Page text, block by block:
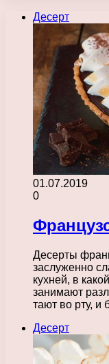
Десерт
01.07.2019
0
Десерты
заслуженно
кухней, в
занимают
тают во рту, и
Десерт